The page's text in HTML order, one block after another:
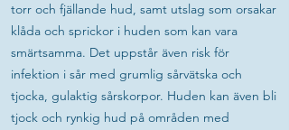
torr och fjällande hud, samt utslag som orsakar
klåda och sprickor i huden som kan vara
smärtsamma. Det uppstår även risk för
infektion i sår med grumlig sårvätska och
tjocka, gulaktig sårskorpor. Huden kan även bli
tjock och rynkig hud på områden med